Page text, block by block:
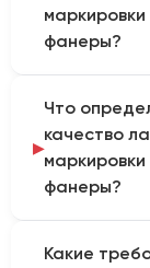
фанеру. Такой
сценарий
комплектации.
маркировки
фанеры?
CO₂-
этом выбор
зависит от
маркировки и
Что
качество
маркировки
фанеры?
породой
Какие